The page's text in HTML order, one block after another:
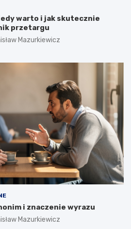
warto i jak skutecznie
przetargu
Mazurkiewicz
i znaczenie wyrazu
Mazurkiewicz